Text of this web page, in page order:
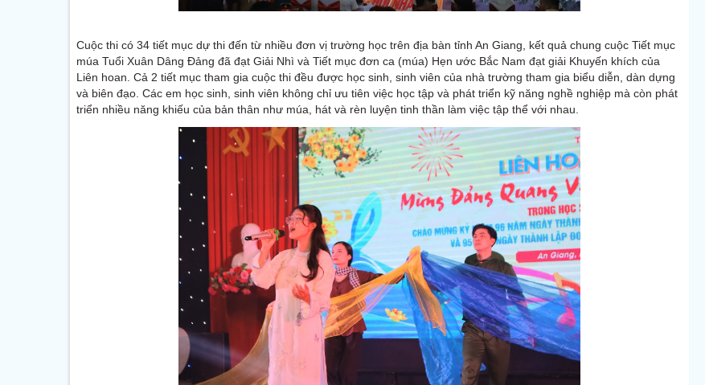
Cuộc thi có 34 tiết mục dự thi đến từ nhiều đơn vị trường học trên địa bàn tỉnh An Giang, kết quả chung cuộc Tiết mục
múa Tuổi Xuân Dâng Đảng đã đạt Giải Nhì và Tiết mục đơn ca (múa) Hẹn ước Bắc Nam đạt giải Khuyến khích của
Liên hoan. Cả 2 tiết mục tham gia cuộc thi đều được học sinh, sinh viên của nhà trường tham gia biểu diễn, dàn dựng
và biên đạo. Các em học sinh, sinh viên không chỉ ưu tiên việc học tập và phát triển kỹ năng nghề nghiệp mà còn phát
triển nhiều năng khiếu của bản thân như múa, hát và rèn luyện tinh thần làm việc tập thể với nhau.